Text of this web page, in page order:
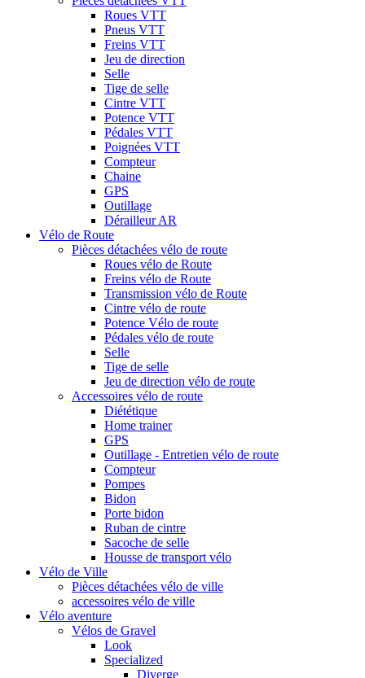
Roues VTT
Pneus VTT
Freins VTT
Jeu de direction
Selle
Tige de selle
Cintre VTT
Potence VTT
Pédales VTT
Poignées VTT
Compteur
Chaine
GPS
Outillage
Dérailleur AR
Vélo de Route
Pièces détachées vélo de route
Roues vélo de Route
Freins vélo de Route
Transmission vélo de Route
Cintre vélo de route
Potence Vélo de route
Pédales vélo de route
Selle
Tige de selle
Jeu de direction vélo de route
Accessoires vélo de route
Diététique
Home trainer
GPS
Outillage - Entretien vélo de route
Compteur
Pompes
Bidon
Porte bidon
Ruban de cintre
Sacoche de selle
Housse de transport vélo
Vélo de Ville
Pièces détachées vélo de ville
accessoires vélo de ville
Vélo aventure
Vélos de Gravel
Look
Specialized
Diverge